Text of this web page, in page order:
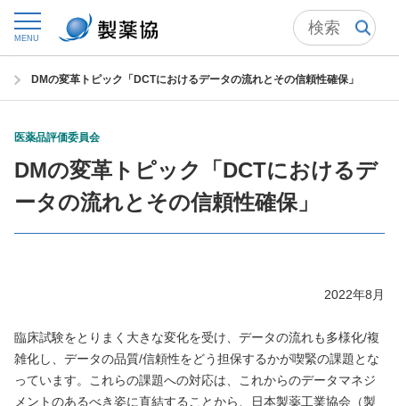
MENU
トップ 委員会からの情報発信 医薬品評価委員会
DMの変革トピック「DCTにおけるデータの流れとその信頼性確保」
医薬品評価委員会
DMの変革トピック「DCTにおけるデ
ータの流れとその信頼性確保」
2022年8月
臨床試験をとりまく大きな変化を受け、データの流れも多様化/複
雑化し、データの品質/信頼性をどう担保するかが喫緊の課題とな
っています。これらの課題への対応は、これからのデータマネジ
メントのあるべき姿に直結することから、日本製薬工業協会（製